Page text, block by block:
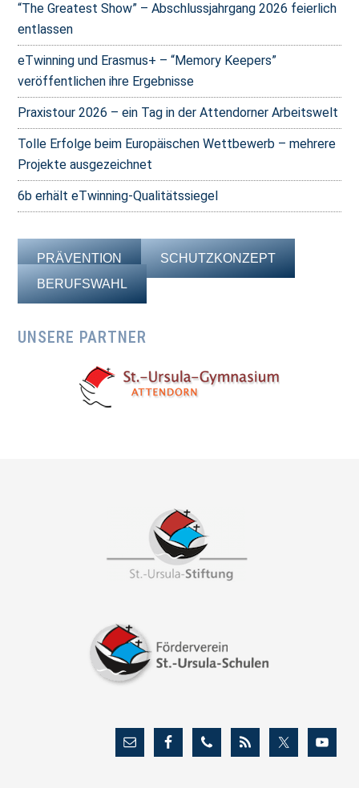
“The Greatest Show” – Abschlussjahrgang 2026 feierlich
entlassen
eTwinning und Erasmus+ – “Memory Keepers”
veröffentlichen ihre Ergebnisse
Praxistour 2026 – ein Tag in der Attendorner Arbeitswelt
Tolle Erfolge beim Europäischen Wettbewerb – mehrere
Projekte ausgezeichnet
6b erhält eTwinning-Qualitätssiegel
PRÄVENTION
SCHUTZKONZEPT
BERUFSWAHL
UNSERE PARTNER